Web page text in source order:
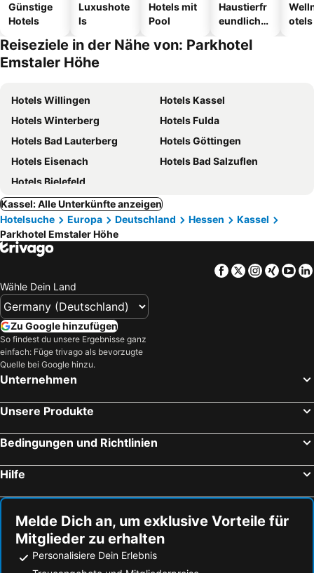
Günstige
Hotels
Luxushote
ls
Hotels mit
Pool
Haustierfr
eundliche
otels
Reiseziele in der Nähe von: Parkhotel
Emstaler Höhe
Hotels Willingen
Hotels Kassel
Hotels Winterberg
Hotels Fulda
Hotels Bad Lauterberg
Hotels Göttingen
Hotels Eisenach
Hotels Bad Salzuflen
Hotels Bielefeld
Kassel: Alle Unterkünfte anzeigen
Hotelsuche
Europa Deutschland Hessen
Kassel
Parkhotel Emstaler Höhe
Facebook
TwitterXing
Wähle Dein Land
Zu Google hinzufügen
So findest du unsere Ergebnisse ganz
einfach: Füge trivago als bevorzugte
Quelle bei Google hinzu.
Unternehmen
Unsere Produkte
Bedingungen und Richtlinien
Hilfe
Melde Dich an, um exklusive Vorteile für
Mitglieder zu erhalten
Personalisiere Dein Erlebnis